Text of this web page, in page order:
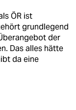
ÖR ist
grundlegend
der
Das alles hätte
da eine